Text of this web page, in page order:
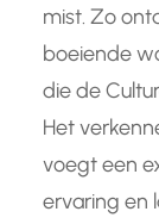
mist. Zo
boeiende
die de
Het
voegt een
ervaring en